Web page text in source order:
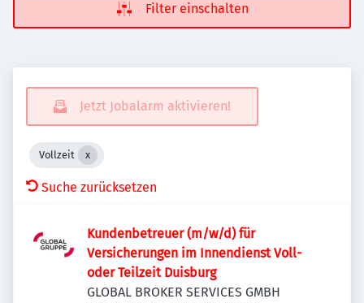
Filter einschalten
Jetzt Jobalarm aktivieren!
Vollzeit
Suche zurücksetzen
Kundenbetreuer (m/w/d) für
Versicherungen im Innendienst Voll-
oder Teilzeit Duisburg
GLOBAL BROKER SERVICES GMBH